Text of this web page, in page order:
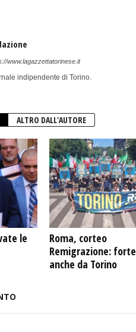
www.lagazzettatorinese.it
indipendente di Torino.
ALTRO DALL'AUTORE
le
Roma, corteo
Remigrazione:
anche da Torino